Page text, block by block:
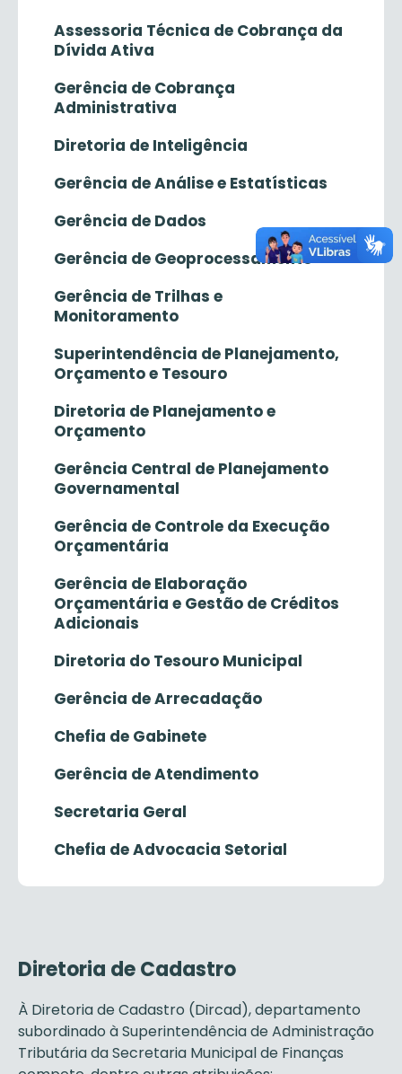
Assessoria Técnica de Cobrança da
Dívida Ativa
Gerência de Cobrança
Administrativa
Diretoria de Inteligência
Gerência de Análise e Estatísticas
Gerência de Dados
Gerência de Geoprocessamento
Gerência de Trilhas e
Monitoramento
Superintendência de Planejamento,
Orçamento e Tesouro
Diretoria de Planejamento e
Orçamento
Gerência Central de Planejamento
Governamental
Gerência de Controle da Execução
Orçamentária
Gerência de Elaboração
Orçamentária e Gestão de Créditos
Adicionais
Diretoria do Tesouro Municipal
Gerência de Arrecadação
Chefia de Gabinete
Gerência de Atendimento
Secretaria Geral
Chefia de Advocacia Setorial
Diretoria de Cadastro
À Diretoria de Cadastro (Dircad), departamento
subordinado à Superintendência de Administração
Tributária da Secretaria Municipal de Finanças